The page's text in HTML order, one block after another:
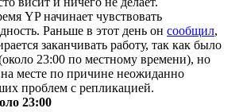
YP начинает чувствовать
Раньше в этот день он сообщил,
заканчивать работу, так как было
23:00 по местному времени), но
на месте по причине неожиданно
проблем с репликацией.
23:00